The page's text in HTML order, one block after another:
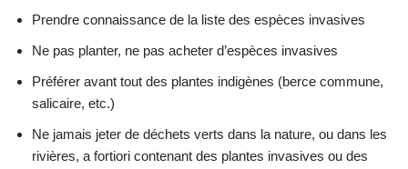
Prendre connaissance de la liste des espèces invasives
Ne pas planter, ne pas acheter d’espèces invasives
Préférer avant tout des plantes indigènes (berce commune,
salicaire, etc.)
Ne jamais jeter de déchets verts dans la nature, ou dans les
rivières, a fortiori contenant des plantes invasives ou des